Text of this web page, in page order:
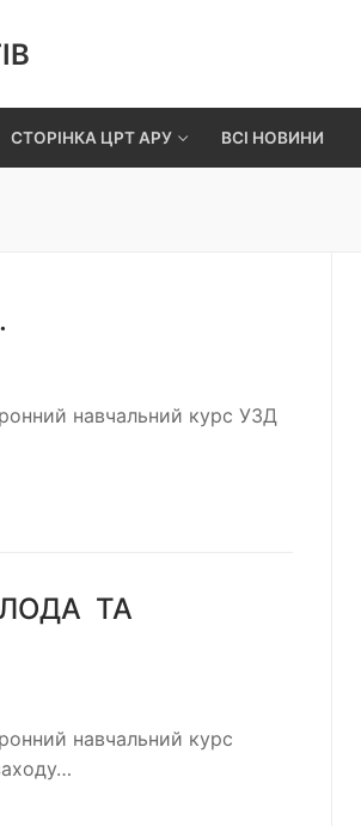
СТОРІНКА ЦРТ АРУ ВСІ НОВИНИ
навчальний курс УЗД
ТА
навчальний курс